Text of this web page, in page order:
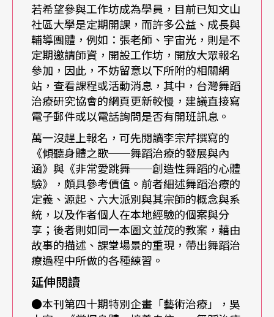
學擔任舞蹈治療講師，她認為舞蹈藝術和舞蹈治療
最大的共同點便是「使用身體」，舞蹈藝術偏重技
巧訓練，舞蹈治療則是為需要者而存在，它更重視
關係，更重視接觸，尤其是當下的接觸和接觸的方
式，以及後續的改變，在舞蹈治療中，身體是不需
要矯飾的，以自然的原貌呈現，提供最真實的訊
息。
因此，在舞蹈治療中，學員不需要有任何的舞蹈基
礎，在這個經驗性的課程中，要去經驗自己的身
體，並和自己的感覺連結，經由想像、即興和創造
等身體活動的練習，幫助學員透視個人內在的生命
歷程。王芸華說：「大部分的人不曾誠實面對過自
己的身體，就像戴了一個面具，而原始的身體動作
其實是和生命經驗息息相關的！這門課可以開拓心
若希望參與工作坊成為學員，目前已知文山
社區大學是定期開課，而許多公益、成長與
輔導團體，例如：張老師、宇宙光，則是不
定期邀請師資，開設工作坊，開放大眾報名
參加，因此，不妨留意以下所附的相關網
站，查看課程或活動消息，其中，台灣舞蹈
治療研究協會的網頁更新較慢，建議直接寫
電子郵件或以電話詢問是否有開班訊息。
萬一沒趕上報名，可先閱讀李宗芹撰寫的
《傾聽身體之歌──舞蹈治療的發展與內
涵》與《非常愛跳舞──創造性舞蹈的心體
驗》，頗具參考價值。前者細述舞蹈治療的
定義、源起、六大派別與其宗師的概念與系
統，以及作者個人在本地經驗的個案與分
享；後者則如同一本圖文並茂的教案，藉由
故事的描述、課堂場景的重現，帶出舞蹈治
療過程中所做的各種練習。
延伸閱讀
●本刊第四十期特別企畫「藝術治療」，吳